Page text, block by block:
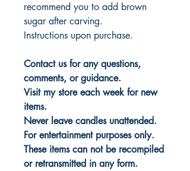
recommend you to add brown
sugar after carving.
Instructions upon purchase.
Contact us for any questions,
comments, or guidance.
Visit my store each week for new
items.
Never leave candles unattended.
For entertainment purposes only.
These items can not be recompiled
or retransmitted in any form.